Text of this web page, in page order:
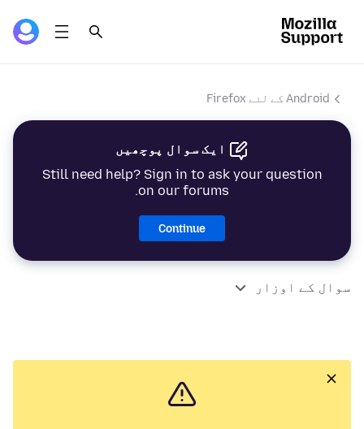
Android کے لئے Firefox
ایک سوال پوچھیں
Still need help? Sign in to ask your question
on our forums.
Continue
سوال کے اوزار